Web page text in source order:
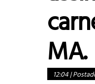
MA.
12:04|